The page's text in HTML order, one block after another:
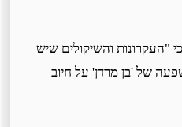
"העקרונות והשיקולים שיש
של 'בן מרדן' על חיוב